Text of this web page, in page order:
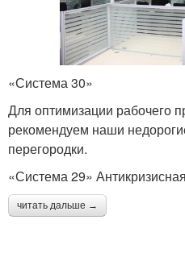
«Система 30»
Для оптимизации рабочего
рекомендуем наши
перегородки.
«Система 29» Антикризисная
читать дальше →